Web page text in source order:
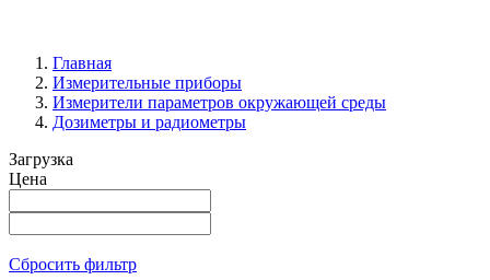
Главная
Измерительные приборы
Измерители параметров окружающей среды
Дозиметры и радиометры
Загрузка
Цена
Сбросить фильтр